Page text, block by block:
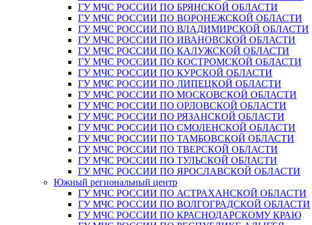
ГУ МЧС РОССИИ ПО БРЯНСКОЙ ОБЛАСТИ
ГУ МЧС РОССИИ ПО ВОРОНЕЖСКОЙ ОБЛАСТИ
ГУ МЧС РОССИИ ПО ВЛАДИМИРСКОЙ ОБЛАСТИ
ГУ МЧС РОССИИ ПО ИВАНОВСКОЙ ОБЛАСТИ
ГУ МЧС РОССИИ ПО КАЛУЖСКОЙ ОБЛАСТИ
ГУ МЧС РОССИИ ПО КОСТРОМСКОЙ ОБЛАСТИ
ГУ МЧС РОССИИ ПО КУРСКОЙ ОБЛАСТИ
ГУ МЧС РОССИИ ПО ЛИПЕЦКОЙ ОБЛАСТИ
ГУ МЧС РОССИИ ПО МОСКОВСКОЙ ОБЛАСТИ
ГУ МЧС РОССИИ ПО ОРЛОВСКОЙ ОБЛАСТИ
ГУ МЧС РОССИИ ПО РЯЗАНСКОЙ ОБЛАСТИ
ГУ МЧС РОССИИ ПО СМОЛЕНСКОЙ ОБЛАСТИ
ГУ МЧС РОССИИ ПО ТАМБОВСКОЙ ОБЛАСТИ
ГУ МЧС РОССИИ ПО ТВЕРСКОЙ ОБЛАСТИ
ГУ МЧС РОССИИ ПО ТУЛЬСКОЙ ОБЛАСТИ
ГУ МЧС РОССИИ ПО ЯРОСЛАВСКОЙ ОБЛАСТИ
Южный региональный центр
ГУ МЧС РОССИИ ПО АСТРАХАНСКОЙ ОБЛАСТИ
ГУ МЧС РОССИИ ПО ВОЛГОГРАДСКОЙ ОБЛАСТИ
ГУ МЧС РОССИИ ПО КРАСНОДАРСКОМУ КРАЮ